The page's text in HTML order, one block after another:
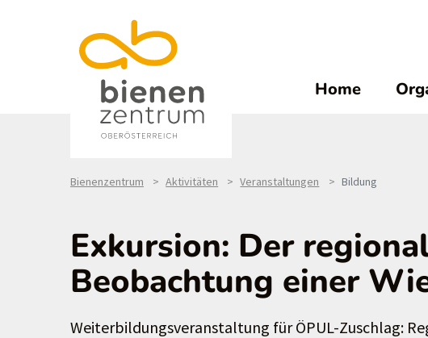
Home
Bienenzentrum Aktivitäten Veranstaltungen Bildung
Exkursion: Der
Beobachtung einer
Weiterbildungsveranstaltung für ÖPUL-Zuschlag: